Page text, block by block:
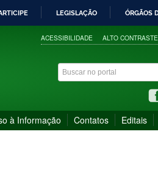
LEGISLAÇÃO ÓRGÃOS
ACESSIBILIDADE ALTO CONTRASTE
à Informação Contatos Editais